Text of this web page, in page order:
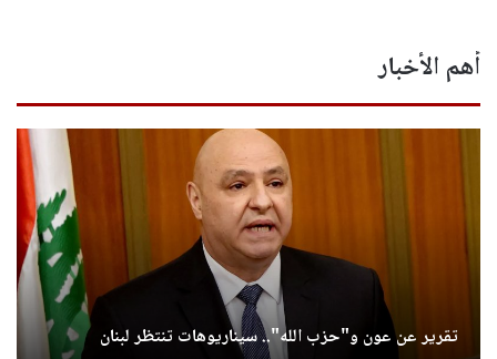
أهم الأخبار
تقرير عن عون و"حزب الله".. سيناريوهات تنتظر لبنان